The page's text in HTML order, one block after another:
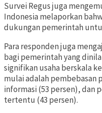
Survei Regus juga
Indonesia melaporkan
dukungan pemerintah
Para responden juga
bagi pemerintah yang
signifikan usaha berskala
mulai adalah pembebasan
informasi (53 persen), dan
tertentu (43 persen).